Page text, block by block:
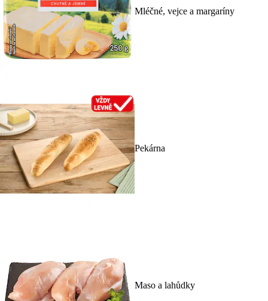
Mléčné, vejce a margaríny
Pekárna
Maso a lahůdky